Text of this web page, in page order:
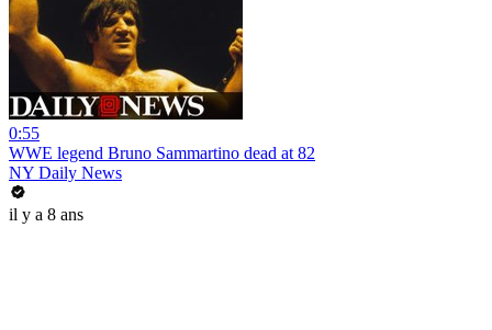
0:55
WWE legend Bruno Sammartino dead at 82
NY Daily News
il y a 8 ans